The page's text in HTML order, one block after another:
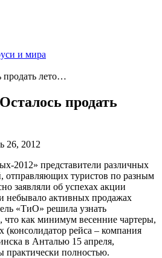
и мира
продать лето…
продать
26, 2012
2012» представители различных
отправляющих туристов по разным
заявляли об успехах акции
небывало активных продажах
«ТиО» решила узнать
что как минимум весенние чартеры,
рейса – компания
в Анталью 15 апреля,
практически полностью.